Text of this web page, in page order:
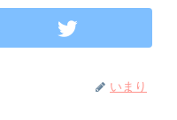
いまり